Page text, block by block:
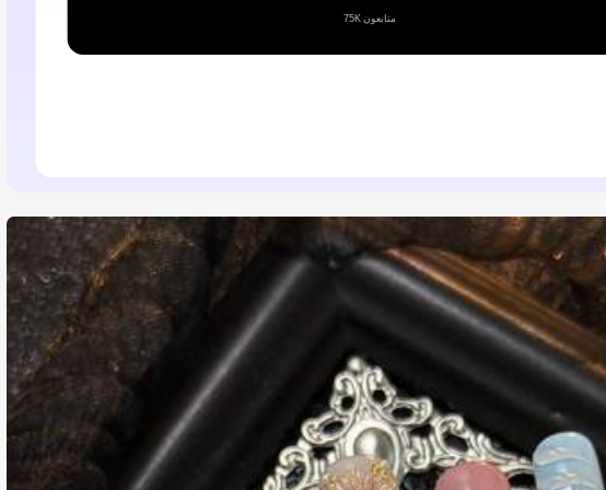
75K متابعون